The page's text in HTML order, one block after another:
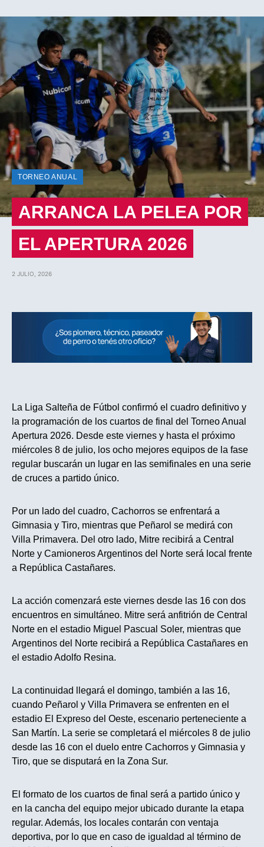
TORNEO ANUAL
ARRANCA LA PELEA POR
EL APERTURA 2026
2 JULIO, 2026
La Liga Salteña de Fútbol confirmó el cuadro definitivo y
la programación de los cuartos de final del Torneo Anual
Apertura 2026. Desde este viernes y hasta el próximo
miércoles 8 de julio, los ocho mejores equipos de la fase
regular buscarán un lugar en las semifinales en una serie
de cruces a partido único.
Por un lado del cuadro, Cachorros se enfrentará a
Gimnasia y Tiro, mientras que Peñarol se medirá con
Villa Primavera. Del otro lado, Mitre recibirá a Central
Norte y Camioneros Argentinos del Norte será local frente
a República Castañares.
La acción comenzará este viernes desde las 16 con dos
encuentros en simultáneo. Mitre será anfitrión de Central
Norte en el estadio Miguel Pascual Soler, mientras que
Argentinos del Norte recibirá a República Castañares en
el estadio Adolfo Resina.
La continuidad llegará el domingo, también a las 16,
cuando Peñarol y Villa Primavera se enfrenten en el
estadio El Expreso del Oeste, escenario perteneciente a
San Martín. La serie se completará el miércoles 8 de julio
desde las 16 con el duelo entre Cachorros y Gimnasia y
Tiro, que se disputará en la Zona Sur.
El formato de los cuartos de final será a partido único y
en la cancha del equipo mejor ubicado durante la etapa
regular. Además, los locales contarán con ventaja
deportiva, por lo que en caso de igualdad al término de